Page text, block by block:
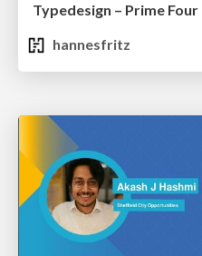
Typedesign – Prime Four
hannesfritz